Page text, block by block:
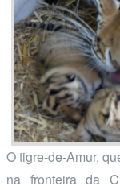
O tigre-de-Amur,
na fronteira da